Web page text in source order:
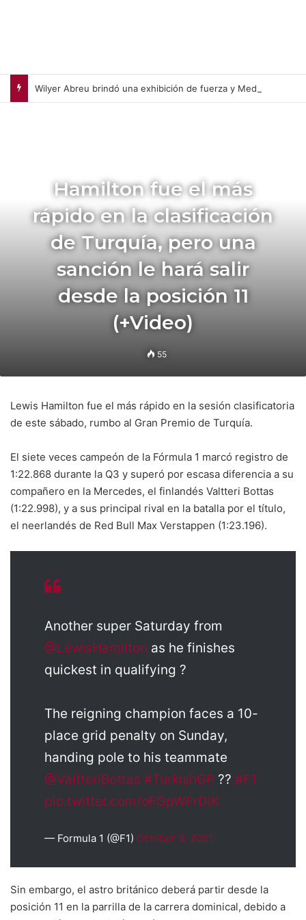
Hamilton fue el más
rápido en la clasificación
de Turquía, pero una
sanción le hará salir
desde la posición 11
(+Video)
55
Lewis Hamilton fue el más rápido en la sesión clasificatoria
de este sábado, rumbo al Gran Premio de Turquía.
El siete veces campeón de la Fórmula 1 marcó registro de
1:22.868 durante la Q3 y superó por escasa diferencia a su
compañero en la Mercedes, el finlandés Valtteri Bottas
(1:22.998), y a sus principal rival en la batalla por el título,
el neerlandés de Red Bull Max Verstappen (1:23.196).
Another super Saturday from
@LewisHamilton as he finishes
quickest in qualifying ?
The reigning champion faces a 10-
place grid penalty on Sunday,
handing pole to his teammate
@ValtteriBottas #TurkishGP ?? #F1
pic.twitter.com/oFGpWFrDlK
— Formula 1 (@F1) October 9, 2021
Sin embargo, el astro británico deberá partir desde la
posición 11 en la parrilla de la carrera dominical, debido a